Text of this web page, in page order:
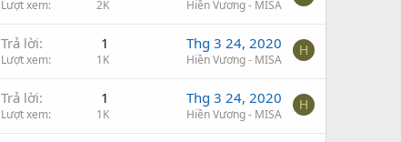
Lượt xem 2K Hiền Vương - MISA
Trả lời 1
Lượt xem 1K
Thg 3 24, 2020
Hiền Vương - MISA
H
Trả lời 1
Lượt xem 1K
Thg 3 24, 2020
Hiền Vương - MISA
H